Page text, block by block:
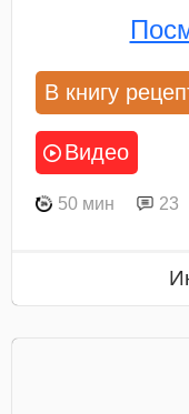
В книгу
Видео
50 мин 23